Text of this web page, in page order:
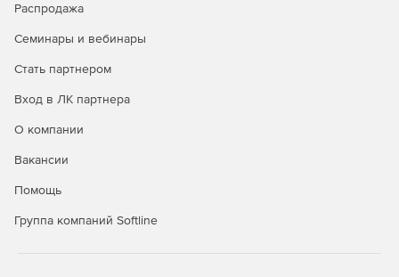
Распродажа
Семинары и вебинары
Стать партнером
Вход в ЛК партнера
О компании
Вакансии
Помощь
Группа компаний Softline